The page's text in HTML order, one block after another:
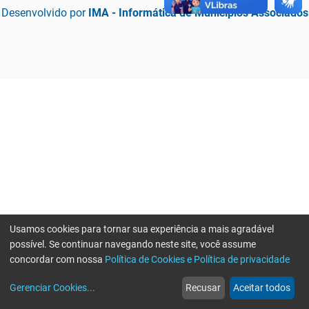
Desenvolvido por IMA - Informática de Municípios Associados
web
Notícias
more_horiz
Mais
Usamos cookies para tornar sua experiência a mais agradável
possível. Se continuar navegando neste site, você assume
concordar com nossa Política de Cookies e Política de privacidade
Gerenciar Cookies... Recusar Aceitar todos
Erro ao enviar informações, por favor tente novamente